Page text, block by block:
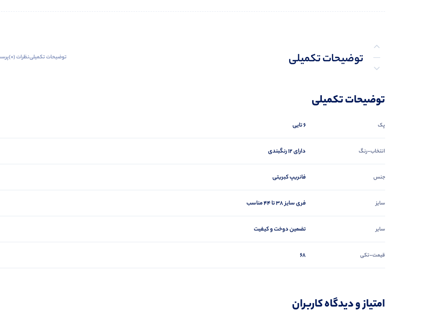
توضیحات تکمیلی
توضیحات تکمیلینظرات (0)
توضیحات تکمیلی
پک 6 تایی
انتخاب-رنگ دارای 12 رنگبندی
جنس فانریپ کبریتی
سایز فری سایز ۳۸ تا ۴۴ مناسب
سایر تضمین دوخت و کیفیت
قیمت-تکی 68
امتیاز و دیدگاه کاربران